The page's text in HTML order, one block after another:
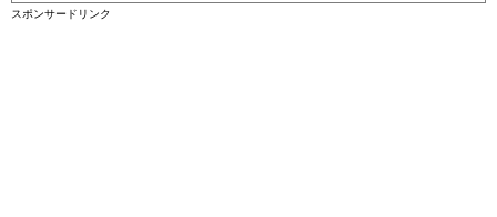
スポンサードリンク